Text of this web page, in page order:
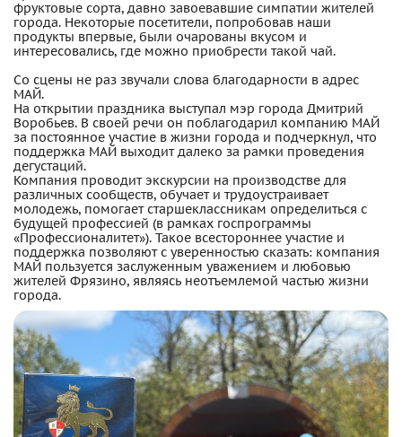
фруктовые сорта, давно завоевавшие симпатии жителей
города. Некоторые посетители, попробовав наши
продукты впервые, были очарованы вкусом и
интересовались, где можно приобрести такой чай.
Со сцены не раз звучали слова благодарности в адрес
МАЙ.
На открытии праздника выступал мэр города Дмитрий
Воробьев. В своей речи он поблагодарил компанию МАЙ
за постоянное участие в жизни города и подчеркнул, что
поддержка МАЙ выходит далеко за рамки проведения
дегустаций.
Компания проводит экскурсии на производстве для
различных сообществ, обучает и трудоустраивает
молодежь, помогает старшеклассникам определиться с
будущей профессией (в рамках госпрограммы
«Профессионалитет»). Такое всестороннее участие и
поддержка позволяют с уверенностью сказать: компания
МАЙ пользуется заслуженным уважением и любовью
жителей Фрязино, являясь неотъемлемой частью жизни
города.